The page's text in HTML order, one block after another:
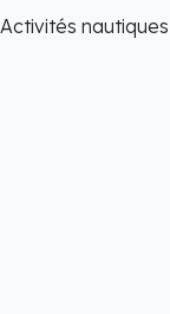
Activités nautiques